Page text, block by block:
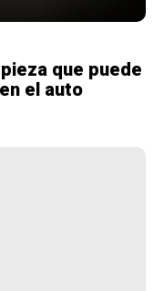
que puede
el auto